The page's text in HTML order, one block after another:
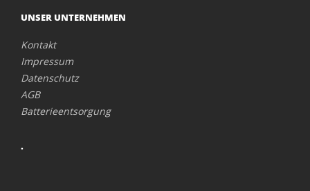
UNSER UNTERNEHMEN
Kontakt
Impressum
Datenschutz
AGB
Batterieentsorgung
.